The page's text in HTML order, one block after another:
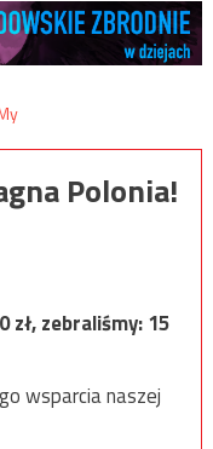
Polonia!
zł, zebraliśmy:15
wsparcia naszej